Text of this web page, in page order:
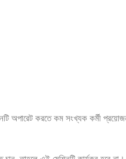
অপারেট করতে কম সংখ্যক কর্মী